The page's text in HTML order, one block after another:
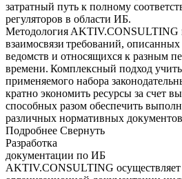
затратный путь к полному
регуляторов в области ИБ.
Методология AKTIV.CONSULTING
взаимосвязи требований,
ведомств и относящихся к разным
времени. Комплексный подход
применяемого набора
кратно экономить ресурсы за счет
способных разом обеспечить
различных нормативных
Подробнее Свернуть
Разработка
документации по ИБ
AKTIV.CONSULTING осуществляет